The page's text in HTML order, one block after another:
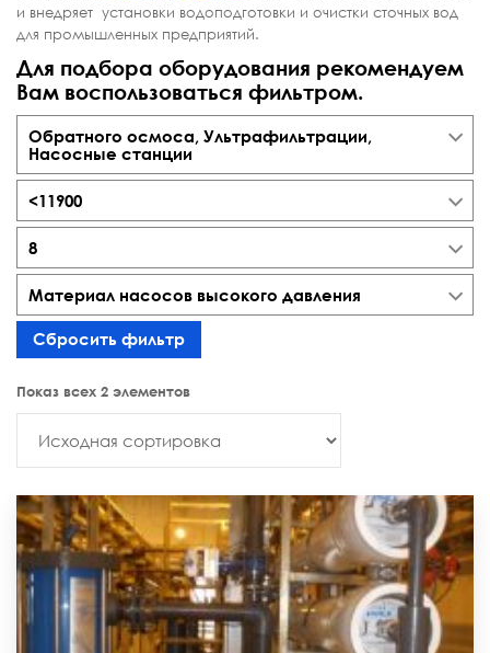
и внедряет установки водоподготовки и очистки сточных вод
для промышленных предприятий.
Для подбора оборудования рекомендуем
Вам воспользоваться фильтром.
Обратного осмоса, Ультрафильтрации,
Насосные станции
<11900
8
Материал насосов высокого давления
Сбросить фильтр
Показ всех 2 элементов